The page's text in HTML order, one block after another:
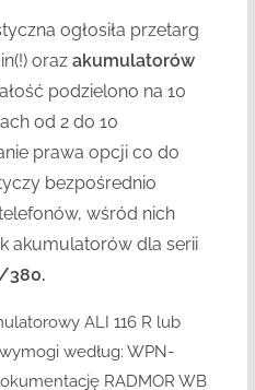
ogłosiła przetarg
oraz akumulatorów
podzielono na 10
od 2 do 10
prawa opcji co do
bezpośrednio
wśród nich
akumulatorów dla serii
380.
ALI 116 R lub
według: WPN-
RADMOR WB